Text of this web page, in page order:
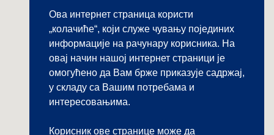
Ова интернет страница користи
„колачиће“, који служе чувању појединих
информације на рачунару корисника. На
овај начин нашој интернет страници је
омогућено да Вам брже приказује садржај,
у складу са Вашим потребама и
интересовањима.
Корисник ове странице може да